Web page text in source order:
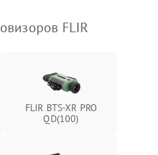
FLIR
FLIR BTS-XR PRO
QD(100)